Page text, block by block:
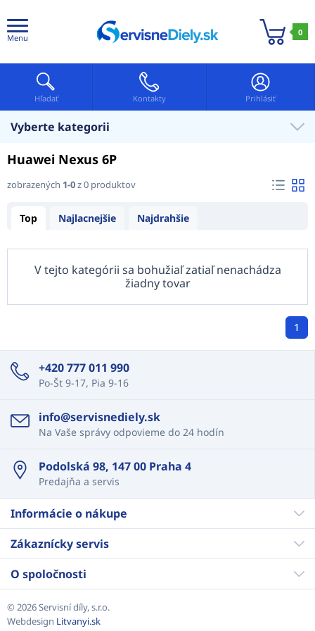
Menu
0
Hľadať Kontakty Prihlásiť
Vyberte kategorii
Huawei Nexus 6P
zobrazených 1-0z 0 produktov
Top Najlacnejšie Najdrahšie
V tejto kategórii sa bohužiaľ zatiaľ nenachádza
žiadny tovar
1
+420 777 011 990
Po-Št 9-17, Pia 9-16
info@servisnediely.sk
Na Vaše správy odpovieme do 24 hodín
Podolská 98, 147 00 Praha 4
Predajňa a servis
Informácie o nákupe
Zákaznícky servis
O spoločnosti
© 2026 Servisní díly, s.r.o.
Webdesign Litvanyi.sk